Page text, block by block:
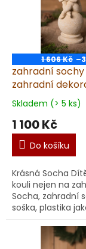
1 606 Kč
zahradní
zahradní
na kouli, výška
Skladem (> 5 ks)
1 100 Kč
Do košíku
Krásná Socha
kouli nejen na
Socha, zahradní
soška, plastika
dekorace na
dekorace do
Ideální pro